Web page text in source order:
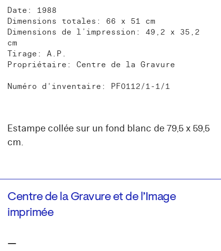
Date: 1988
Dimensions totales: 66 x 51 cm
Dimensions de l’impression: 49,2 x 35,2
cm
Tirage: A.P.
Propriétaire: Centre de la Gravure
Numéro d'inventaire: PF0112/1-1/1
Estampe collée sur un fond blanc de 79,5 x 59,5
cm.
Centre de la Gravure et de l’Image
imprimée
—